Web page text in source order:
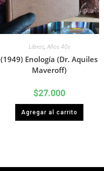
Libros,Años 40s
(1949) Enología (Dr. Aquiles
Maveroff)
$27.000
Agregar al carrito